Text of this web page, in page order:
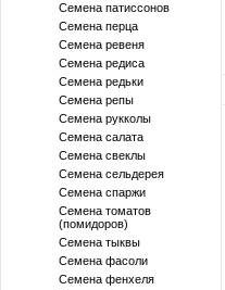
Семена патиссонов
Семена перца
Семена ревеня
Семена редиса
Семена редьки
Семена репы
Семена рукколы
Семена салата
Семена свеклы
Семена сельдерея
Семена спаржи
Семена томатов
(помидоров)
Семена тыквы
Семена фасоли
Семена фенхеля